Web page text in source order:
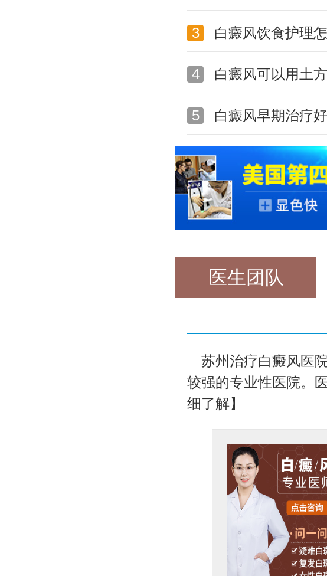
3 白癜风饮食护理
4 白癜风可以用土
5 白癜风早期治疗
医生团队
苏州治疗白癜风医
较强的专业性医院。
细了解】